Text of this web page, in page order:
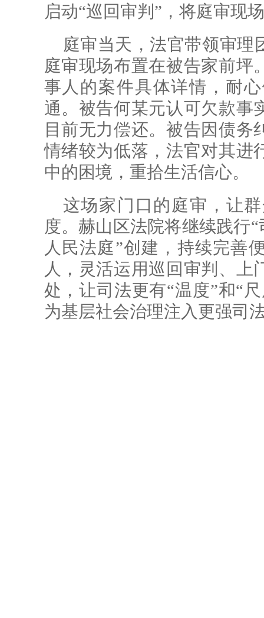
启动“巡回审判”，将庭审现
庭审当天，法官带领审理
庭审现场布置在被告家前坪
事人的案件具体详情，耐
通。被告何某元认可欠款事
目前无力偿还。被告因债务
情绪较为低落，法官对其进
中的困境，重拾生活信心。
这场家门口的庭审，让
度。赫山区法院将继续践行
人民法庭”创建，持续完善
人，灵活运用巡回审判、上
处，让司法更有“温度”和“
为基层社会治理注入更强司